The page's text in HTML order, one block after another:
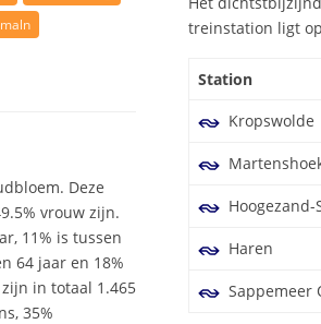
Deze
vrouw zijn.
11% is tussen
64 jaar en 18%
in totaal 1.465
35%
treinstation ligt
Station
Kropswolde
Haren
Sappemeer